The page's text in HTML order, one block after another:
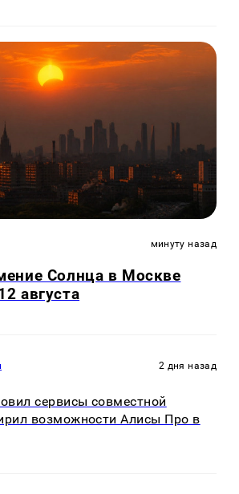
минуту назад
Солнца в Москве
августа
2 дня назад
сервисы совместной
возможности Алисы Про в